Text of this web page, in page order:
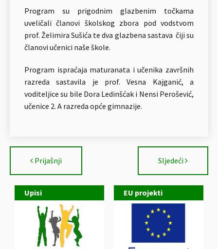
Upisi EU projekti
Program su prigodnim glazbenim točkama
uveličali članovi školskog zbora pod vodstvom
prof. Želimira Sušića te dva glazbena sastava čiji su
članovi učenici naše škole.
Program ispraćaja maturanata i učenika završnih
razreda sastavila je prof. Vesna Kajganić, a
voditeljice su bile Dora Ledinšćak i Nensi Perošević,
učenice 2. A razreda opće gimnazije.
Prijašnji Sljedeći